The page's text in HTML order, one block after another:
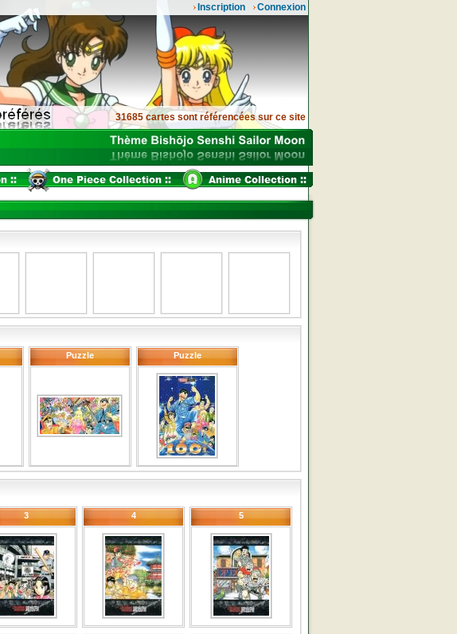
Connexion
Inscription
31685 cartes sont référencées sur ce site
Puzzle Puzzle
3 4 5